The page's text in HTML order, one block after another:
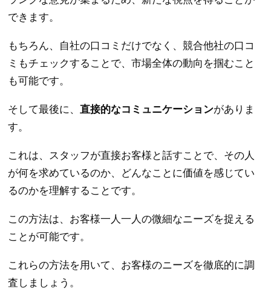
できます。
もちろん、自社の口コミだけでなく、競合他社の口コ
ミもチェックすることで、市場全体の動向を掴むこと
も可能です。
そして最後に、直接的なコミュニケーションがありま
す。
これは、スタッフが直接お客様と話すことで、その人
が何を求めているのか、どんなことに価値を感じてい
るのかを理解することです。
この方法は、お客様一人一人の微細なニーズを捉える
ことが可能です。
これらの方法を用いて、お客様のニーズを徹底的に調
査しましょう。